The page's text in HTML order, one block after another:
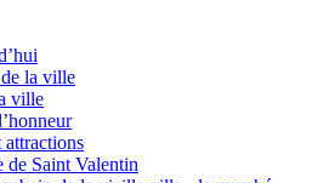
la ville
ville
attractions
de Saint Valentin